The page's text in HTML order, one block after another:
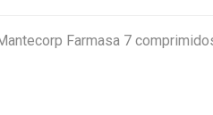
Farmasa 7